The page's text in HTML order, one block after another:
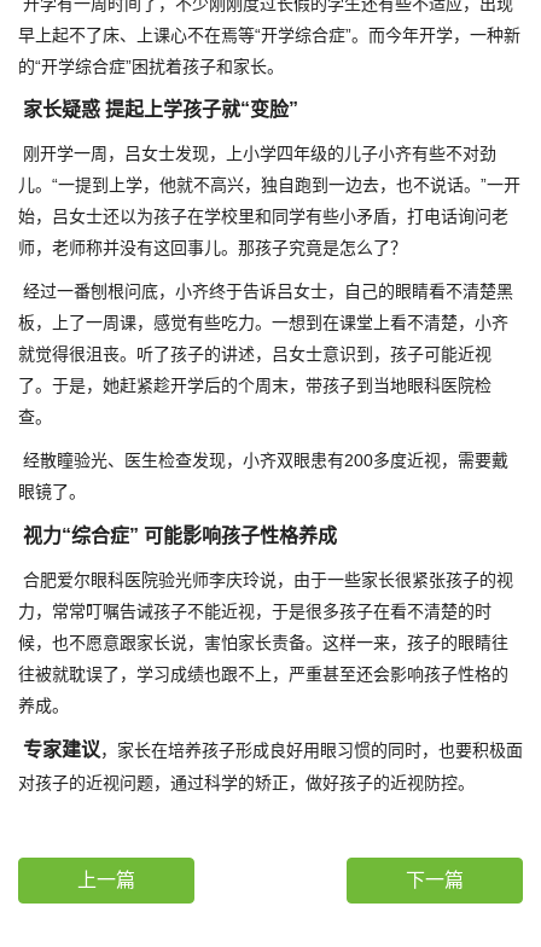
早上起不了床、上课心不在焉等“开学综合症”。而今年开学，一种新
的“开学综合症”困扰着孩子和家长。
家长疑惑 提起上学孩子就“变脸”
刚开学一周，吕女士发现，上小学四年级的儿子小齐有些不对劲
儿。“一提到上学，他就不高兴，独自跑到一边去，也不说话。”一开
始，吕女士还以为孩子在学校里和同学有些小矛盾，打电话询问老
师，老师称并没有这回事儿。那孩子究竟是怎么了？
经过一番刨根问底，小齐终于告诉吕女士，自己的眼睛看不清楚黑
板，上了一周课，感觉有些吃力。一想到在课堂上看不清楚，小齐
就觉得很沮丧。听了孩子的讲述，吕女士意识到，孩子可能近视
了。于是，她赶紧趁开学后的个周末，带孩子到当地眼科医院检
查。
经散瞳验光、医生检查发现，小齐双眼患有200多度近视，需要戴
眼镜了。
视力“综合症” 可能影响孩子性格养成
合肥爱尔眼科医院验光师李庆玲说，由于一些家长很紧张孩子的视
力，常常叮嘱告诫孩子不能近视，于是很多孩子在看不清楚的时
候，也不愿意跟家长说，害怕家长责备。这样一来，孩子的眼睛往
往被就耽误了，学习成绩也跟不上，严重甚至还会影响孩子性格的
养成。
专家建议，家长在培养孩子形成良好用眼习惯的同时，也要积极面
对孩子的近视问题，通过科学的矫正，做好孩子的近视防控。
上一篇 下一篇